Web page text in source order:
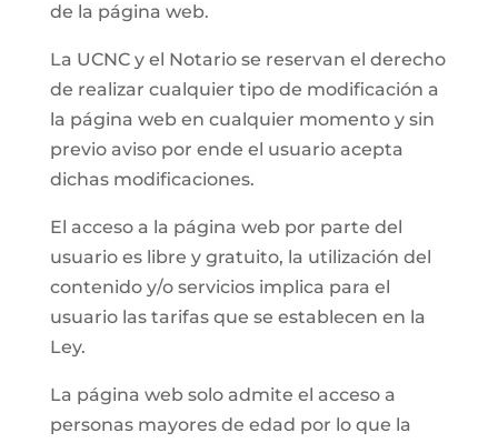
de la página web.
La UCNC y el Notario se reservan el derecho
de realizar cualquier tipo de modificación a
la página web en cualquier momento y sin
previo aviso por ende el usuario acepta
dichas modificaciones.
El acceso a la página web por parte del
usuario es libre y gratuito, la utilización del
contenido y/o servicios implica para el
usuario las tarifas que se establecen en la
Ley.
La página web solo admite el acceso a
personas mayores de edad por lo que la